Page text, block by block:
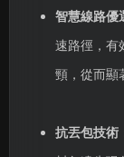
智慧線路優
速路徑，有
頸，從而顯
抗丟包技術